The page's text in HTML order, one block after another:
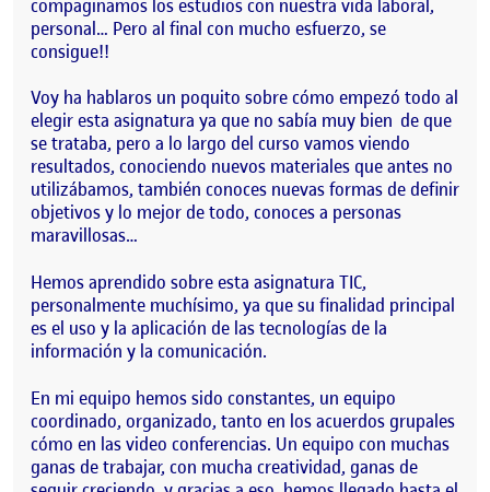
compaginamos los estudios con nuestra vida laboral,
personal… Pero al final con mucho esfuerzo, se
consigue!!
Voy ha hablaros un poquito sobre cómo empezó todo al
elegir esta asignatura ya que no sabía muy bien de que
se trataba, pero a lo largo del curso vamos viendo
resultados, conociendo nuevos materiales que antes no
utilizábamos, también conoces nuevas formas de definir
objetivos y lo mejor de todo, conoces a personas
maravillosas…
Hemos aprendido sobre esta asignatura TIC,
personalmente muchísimo, ya que su finalidad principal
es el uso y la aplicación de las tecnologías de la
información y la comunicación.
En mi equipo hemos sido constantes, un equipo
coordinado, organizado, tanto en los acuerdos grupales
cómo en las video conferencias. Un equipo con muchas
ganas de trabajar, con mucha creatividad, ganas de